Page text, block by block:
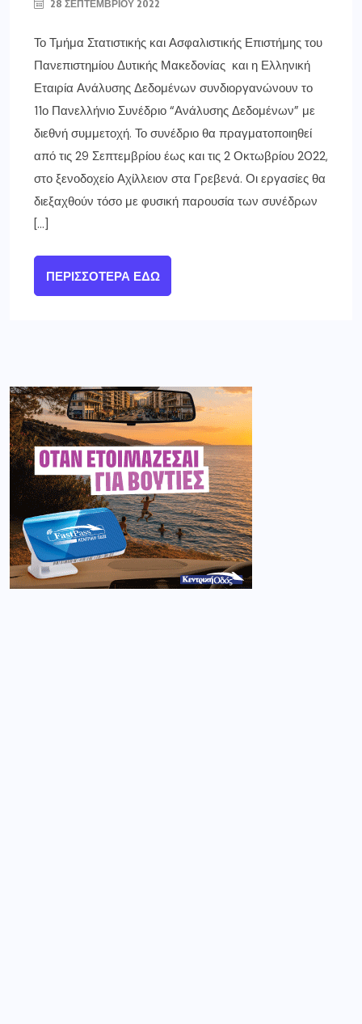
28 ΣΕΠΤΕΜΒΡΊΟΥ 2022
Το Τμήμα Στατιστικής και Ασφαλιστικής Επιστήμης του
Πανεπιστημίου Δυτικής Μακεδονίας και η Ελληνική
Εταιρία Ανάλυσης Δεδομένων συνδιοργανώνουν το
11ο Πανελλήνιο Συνέδριο “Ανάλυσης Δεδομένων” με
διεθνή συμμετοχή. Το συνέδριο θα πραγματοποιηθεί
από τις 29 Σεπτεμβρίου έως και τις 2 Οκτωβρίου 2022,
στο ξενοδοχείο Αχίλλειον στα Γρεβενά. Οι εργασίες θα
διεξαχθούν τόσο με φυσική παρουσία των συνέδρων
[…]
ΠΕΡΙΣΣΌΤΕΡΑ ΕΔΏ